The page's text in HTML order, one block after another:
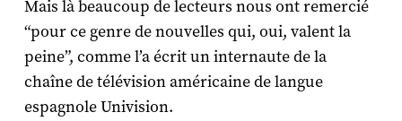
Mais là beaucoup de lecteurs nous ont remercié
“pour ce genre de nouvelles qui, oui, valent la
peine”, comme l’a écrit un internaute de la
chaîne de télévision américaine de langue
espagnole Univision.